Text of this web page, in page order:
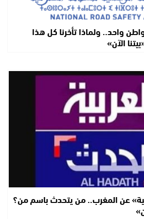
واحد.. ولماذا تأخرنا كل هذا
الآن»
عن المغرب.. من يتحدث باسم من؟